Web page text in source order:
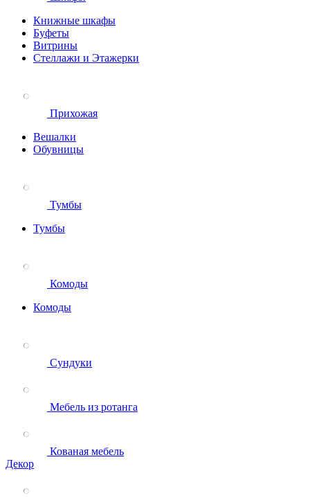
Книжные шкафы
Буфеты
Витрины
Стеллажи и Этажерки
Прихожая
Вешалки
Обувницы
Тумбы
Тумбы
Комоды
Комоды
Сундуки
Мебель из ротанга
Кованая мебель
Декор